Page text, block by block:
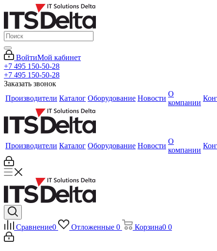
ВойтиМой кабинет
+7 495 150-50-28
+7 495 150-50-28
Заказать звонок
Производители Каталог Оборудование Новости
О
компании
Производители Каталог Оборудование Новости
О
компании
Сравнение0 Отложенные 0 Корзина0 0